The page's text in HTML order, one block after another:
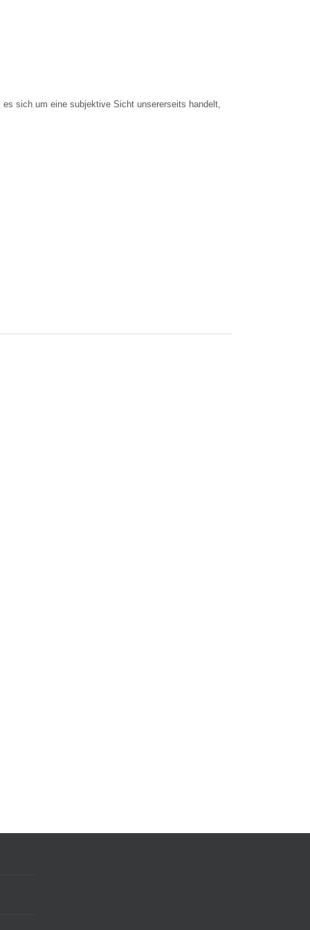
sich um eine subjektive Sicht unsererseits handelt,